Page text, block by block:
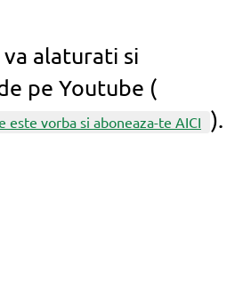
alaturati si
pe Youtube (
este vorba si aboneaza-te AICI ).